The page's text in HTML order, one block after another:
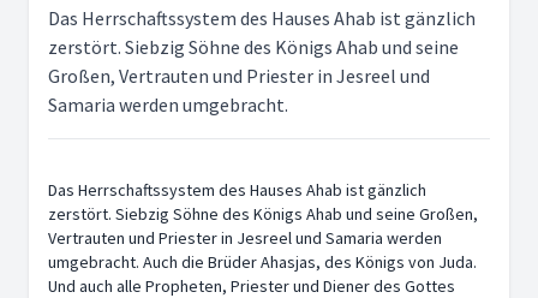
Das Herrschaftssystem des Hauses Ahab ist gänzlich
zerstört. Siebzig Söhne des Königs Ahab und seine
Großen, Vertrauten und Priester in Jesreel und
Samaria werden umgebracht.
Das Herrschaftssystem des Hauses Ahab ist gänzlich
zerstört. Siebzig Söhne des Königs Ahab und seine Großen,
Vertrauten und Priester in Jesreel und Samaria werden
umgebracht. Auch die Brüder Ahasjas, des Königs von Juda.
Und auch alle Propheten, Priester und Diener des Gottes